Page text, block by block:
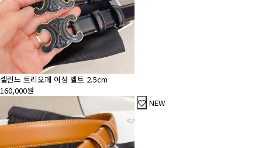
셀린느 트리오페 여성 벨트 2.5cm
160,000원
NEW